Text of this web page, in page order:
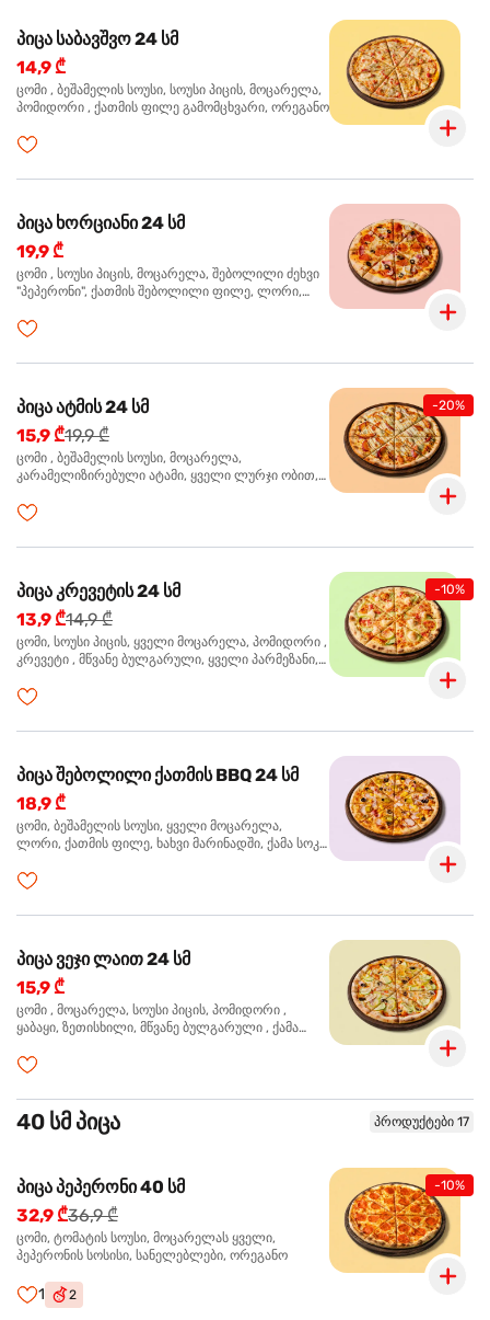
პიცა საბავშვო 24 სმ
14,9 ₾
ცომი , ბეშამელის სოუსი, სოუსი პიცის, მოცარელა,
პომიდორი , ქათმის ფილე გამომცხვარი, ორეგანო
პიცა ხორციანი 24 სმ
19,9 ₾
ცომი , სოუსი პიცის, მოცარელა, შებოლილი ძეხვი
"პეპერონი", ქათმის შებოლილი ფილე, ლორი,
-20%
პიცა ატმის 24 სმ
15,9 ₾19,9 ₾
ცომი , ბეშამელის სოუსი, მოცარელა,
კარამელიზირებული ატამი, ყველი ლურჯი ობით,
-10%
პიცა კრევეტის 24 სმ
13,9 ₾14,9 ₾
ცომი, სოუსი პიცის, ყველი მოცარელა, პომიდორი ,
კრევეტი , მწვანე ბულგარული, ყველი პარმეზანი,
პიცა შებოლილი ქათმის BBQ 24 სმ
18,9 ₾
ცომი, ბეშამელის სოუსი, ყველი მოცარელა,
ლორი, ქათმის ფილე, ხახვი მარინადში, ქამა სოკო
პიცა ვეჯი ლაით 24 სმ
15,9 ₾
ცომი , მოცარელა, სოუსი პიცის, პომიდორი ,
ყაბაყი, ზეთისხილი, მწვანე ბულგარული , ქამა
40 სმ პიცა პროდუქტები 17
-10%
პიცა პეპერონი 40 სმ
32,9 ₾36,9 ₾
ცომი, ტომატის სოუსი, მოცარელას ყველი,
პეპერონის სოსისი, სანელებლები, ორეგანო
1 2